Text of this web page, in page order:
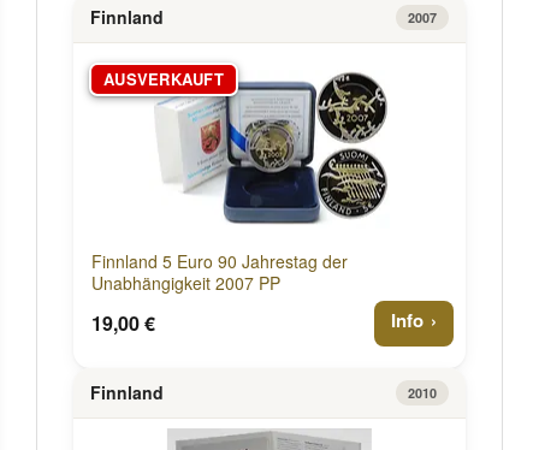
Finnland 2007
AUSVERKAUFT
Finnland 5 Euro 90 Jahrestag der
Unabhängigkeit 2007 PP
19,00 € Info
Finnland 2010